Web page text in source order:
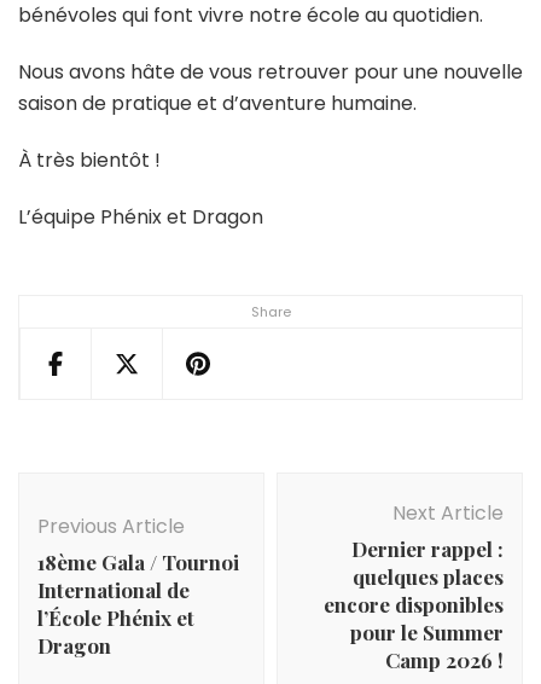
Share
bénévoles qui font vivre notre école au quotidien.
Nous avons hâte de vous retrouver pour une nouvelle
saison de pratique et d’aventure humaine.
À très bientôt !
L’équipe Phénix et Dragon
Navigation
Previous Article
18ème Gala / Tournoi
International de
l’École Phénix et
Dragon
Next Article
Dernier rappel :
quelques places
encore disponibles
pour le Summer
Camp 2026 !